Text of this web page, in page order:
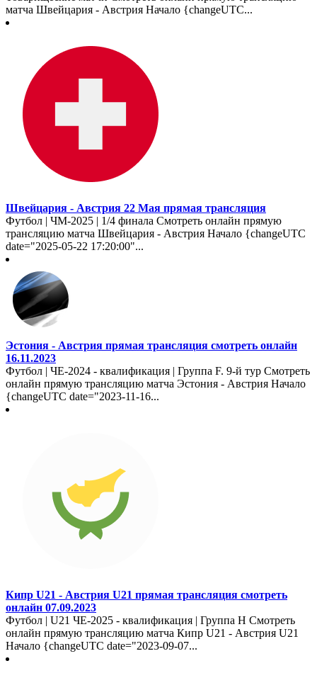
матча Швейцария - Австрия Начало {changeUTC...
Швейцария - Австрия 22 Мая прямая трансляция
Футбол | ЧМ-2025 | 1/4 финала Смотреть онлайн прямую
трансляцию матча Швейцария - Австрия Начало {changeUTC
date="2025-05-22 17:20:00"...
Эстония - Австрия прямая трансляция смотреть онлайн
16.11.2023
Футбол | ЧЕ-2024 - квалификация | Группа F. 9-й тур Смотреть
онлайн прямую трансляцию матча Эстония - Австрия Начало
{changeUTC date="2023-11-16...
Кипр U21 - Австрия U21 прямая трансляция смотреть
онлайн 07.09.2023
Футбол | U21 ЧЕ-2025 - квалификация | Группа H Смотреть
онлайн прямую трансляцию матча Кипр U21 - Австрия U21
Начало {changeUTC date="2023-09-07...